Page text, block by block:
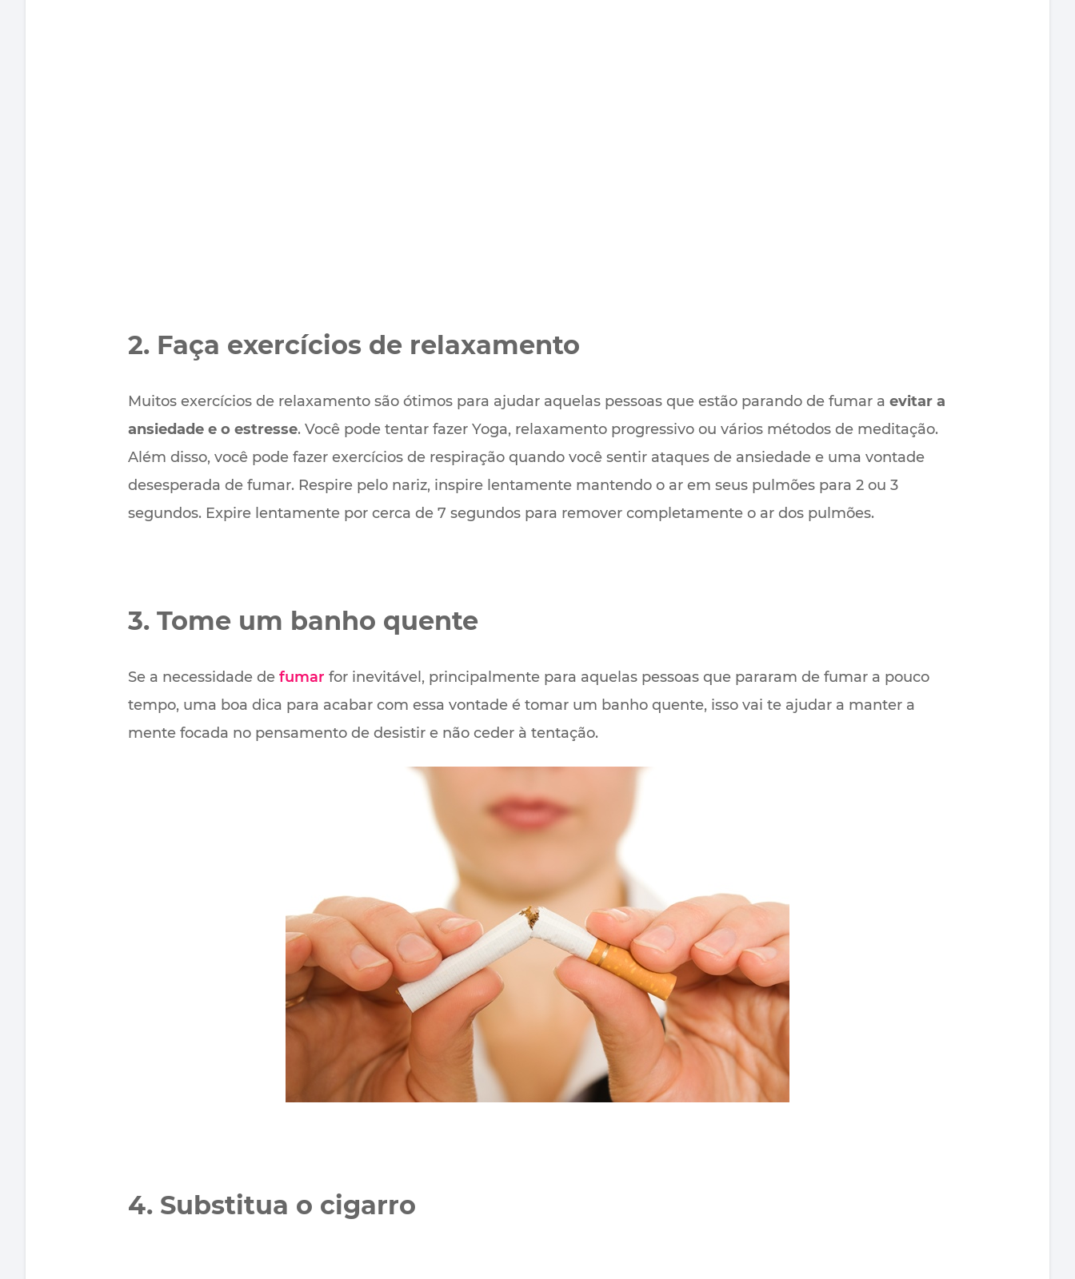
2. Faça exercícios de relaxamento
Muitos exercícios de relaxamento são ótimos para ajudar aquelas pessoas que estão parando de fumar a evitar a
ansiedade e o estresse. Você pode tentar fazer Yoga, relaxamento progressivo ou vários métodos de meditação.
Além disso, você pode fazer exercícios de respiração quando você sentir ataques de ansiedade e uma vontade
desesperada de fumar. Respire pelo nariz, inspire lentamente mantendo o ar em seus pulmões para 2 ou 3
segundos. Expire lentamente por cerca de 7 segundos para remover completamente o ar dos pulmões.
3. Tome um banho quente
Se a necessidade de fumar for inevitável, principalmente para aquelas pessoas que pararam de fumar a pouco
tempo, uma boa dica para acabar com essa vontade é tomar um banho quente, isso vai te ajudar a manter a
mente focada no pensamento de desistir e não ceder à tentação.
4. Substitua o cigarro